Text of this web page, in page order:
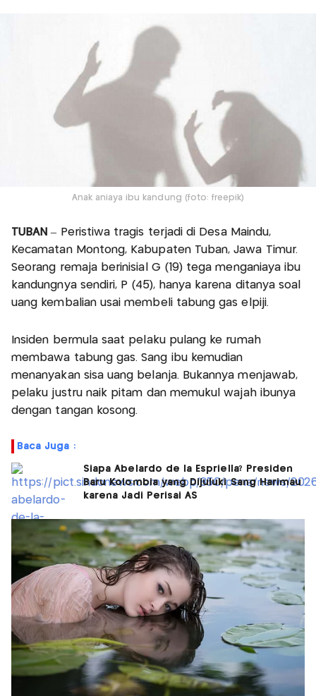
Anak aniaya ibu kandung (foto: freepik)
TUBAN– Peristiwa tragis terjadi di Desa Maindu,
Kecamatan Montong, Kabupaten Tuban, Jawa Timur.
Seorang remaja berinisial G (19) tega menganiaya ibu
kandungnya sendiri, P (45), hanya karena ditanya soal
uang kembalian usai membeli tabung gas elpiji.
Insiden bermula saat pelaku pulang ke rumah
membawa tabung gas. Sang ibu kemudian
menanyakan sisa uang belanja. Bukannya menjawab,
pelaku justru naik pitam dan memukul wajah ibunya
dengan tangan kosong.
Baca Juga :
Siapa Abelardo de la Espriella? Presiden
Baru Kolombia yang Dijuluki Sang Harimau
karena Jadi Perisai AS